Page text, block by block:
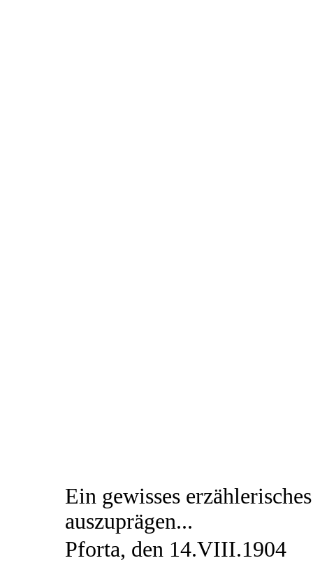
Ein gewisses
auszuprägen...
Pforta, den 14.VIII.1904